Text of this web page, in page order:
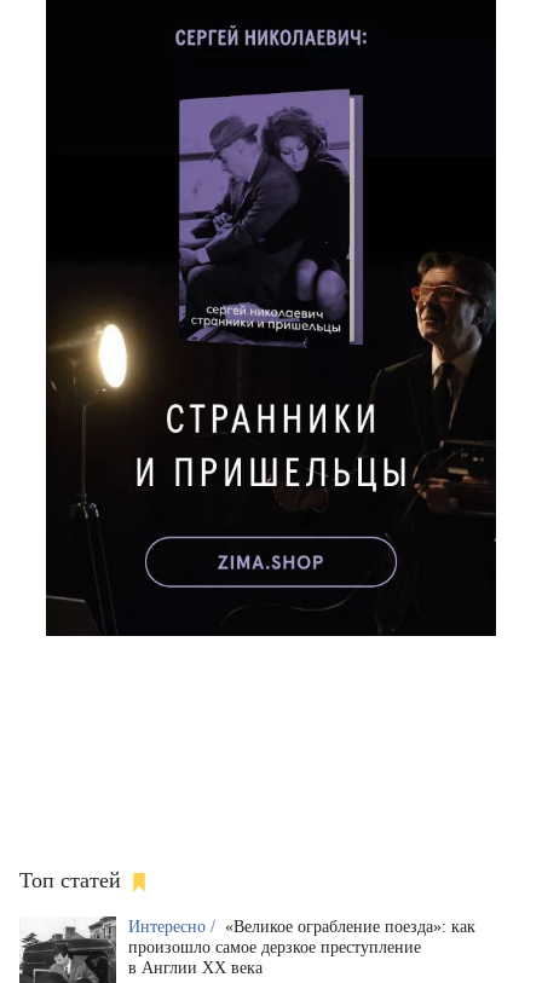
Топ статей
Интересно / «Великое ограбление поезда»: как
произошло самое дерзкое преступление
в Англии XX века